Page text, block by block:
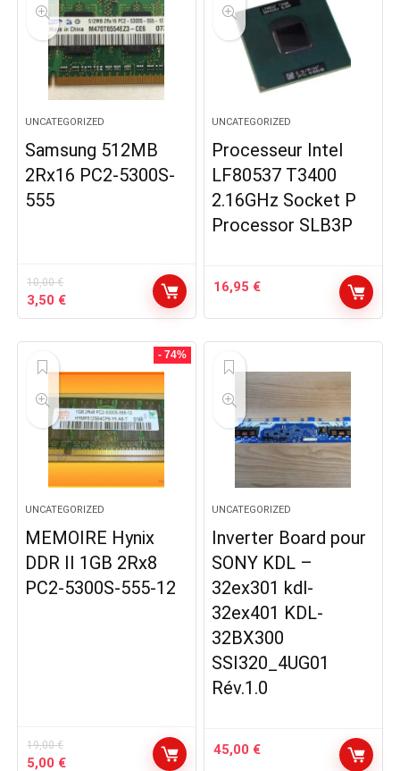
UNCATEGORIZED
Samsung 512MB
2Rx16 PC2-5300S-
555
10,00€
Le
prix
10,00 €.
3,50 €Le
prix
3,50 €.
UNCATEGORIZED
Processeur Intel
LF80537 T3400
2.16GHz Socket P
Processor SLB3P
16,95 €
- 74%
UNCATEGORIZED
MEMOIRE Hynix
DDR II 1GB 2Rx8
PC2-5300S-555-12
19,00€
Le
5,00 €Le
UNCATEGORIZED
Inverter Board pour
SONY KDL –
32ex301 kdl-
32ex401 KDL-
32BX300
SSI320_4UG01
Rév.1.0
45,00 €